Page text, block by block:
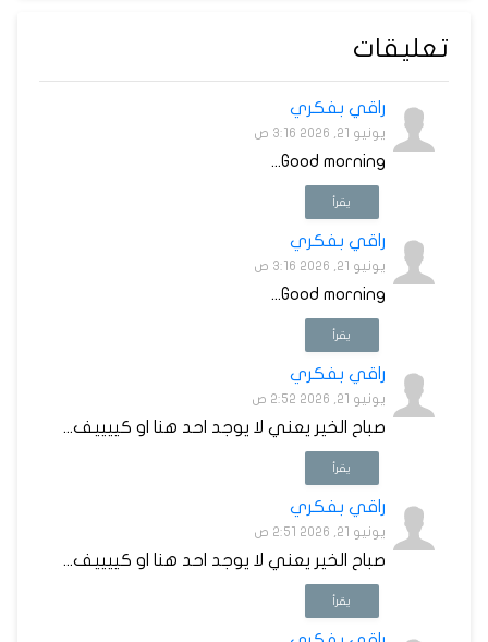
تعليقات
راقي بفكري
يونيو 21, 2026 3:16 ص
Good morning...
يقرأ
راقي بفكري
يونيو 21, 2026 3:16 ص
Good morning...
يقرأ
راقي بفكري
يونيو 21, 2026 2:52 ص
صباح الخير يعني لا يوجد احد هنا او كييييف...
يقرأ
راقي بفكري
يونيو 21, 2026 2:51 ص
صباح الخير يعني لا يوجد احد هنا او كييييف...
يقرأ